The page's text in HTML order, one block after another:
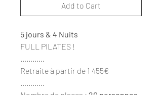
Add to Cart
5 jours & 4 Nuits
FULL PILATES !
…………
Retraite à partir de 1 455€
…………